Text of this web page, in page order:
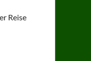
Reise